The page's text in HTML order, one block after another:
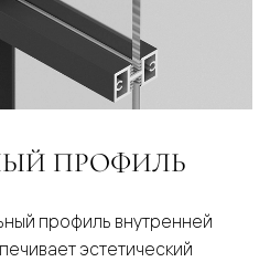
ПРОФИЛЬ
профиль внутренней
эстетический